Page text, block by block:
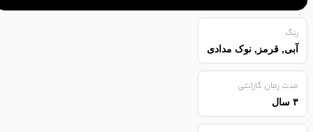
رنگ
آبی, قرمز, نوک مدادی
مدت زمان گارانتی